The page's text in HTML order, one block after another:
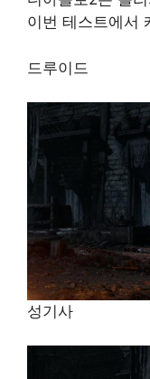
이번 테스트에서
드루이드
성기사